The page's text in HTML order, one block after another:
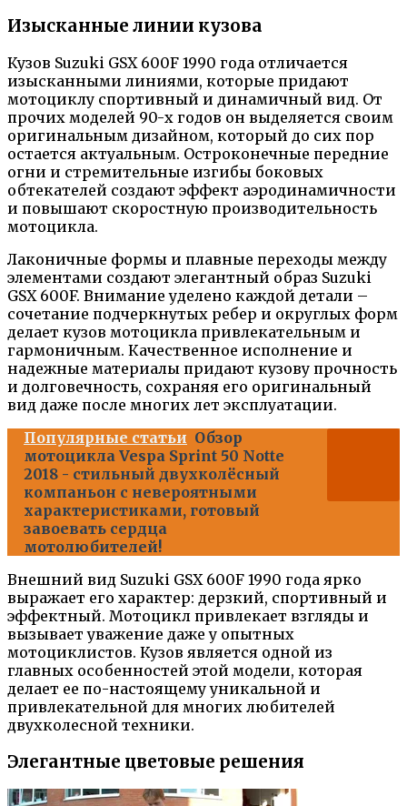
Изысканные линии кузова
Кузов Suzuki GSX 600F 1990 года отличается
изысканными линиями, которые придают
мотоциклу спортивный и динамичный вид. От
прочих моделей 90-х годов он выделяется своим
оригинальным дизайном, который до сих пор
остается актуальным. Остроконечные передние
огни и стремительные изгибы боковых
обтекателей создают эффект аэродинамичности
и повышают скоростную производительность
мотоцикла.
Лаконичные формы и плавные переходы между
элементами создают элегантный образ Suzuki
GSX 600F. Внимание уделено каждой детали –
сочетание подчеркнутых ребер и округлых форм
делает кузов мотоцикла привлекательным и
гармоничным. Качественное исполнение и
надежные материалы придают кузову прочность
и долговечность, сохраняя его оригинальный
вид даже после многих лет эксплуатации.
Популярные статьи Обзор
мотоцикла Vespa Sprint 50 Notte
2018 - стильный двухколёсный
компаньон с невероятными
характеристиками, готовый
завоевать сердца
мотолюбителей!
Внешний вид Suzuki GSX 600F 1990 года ярко
выражает его характер: дерзкий, спортивный и
эффектный. Мотоцикл привлекает взгляды и
вызывает уважение даже у опытных
мотоциклистов. Кузов является одной из
главных особенностей этой модели, которая
делает ее по-настоящему уникальной и
привлекательной для многих любителей
двухколесной техники.
Элегантные цветовые решения